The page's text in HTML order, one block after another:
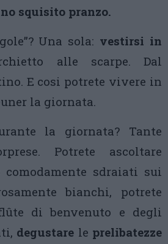
squisito pranzo.
Una sola: vestirsi in
alle scarpe. Dal
E cosi potrete vivere in
la giornata.
la giornata? Tante
Potrete ascoltare
comodamente sdraiati sui
bianchi, potrete
di benvenuto e degli
degustare le prelibatezze